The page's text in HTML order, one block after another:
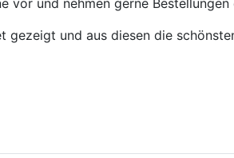
vor und nehmen gerne Bestellungen
und aus diesen die